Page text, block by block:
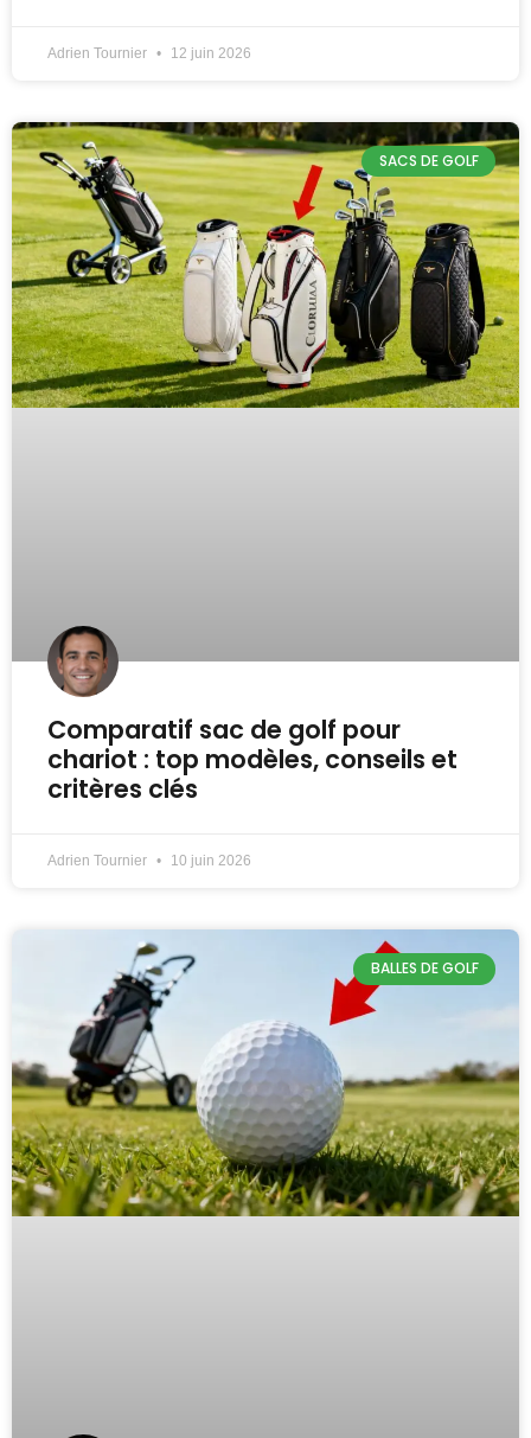
Adrien Tournier 12 juin 2026
SACS DE GOLF
Comparatif sac de golf pour
chariot : top modèles, conseils et
critères clés
Adrien Tournier 10 juin 2026
BALLES DE GOLF